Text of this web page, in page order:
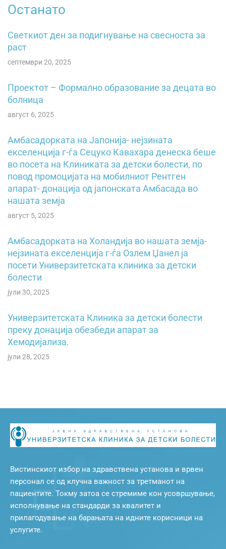
Останато
Светкиот ден за подигнување на свесностa зa
pacт
септември 20, 2025
Проектот – Формално образование за децата во
болница
август 6, 2025
Амбасадорката на Јапонија- нејзината
екселенција г-ѓа Сецуко Кавахара денеска беше
во посета на Клиниката за детски болести, по
повод промоцијата на мобилниот Рентген
апарат- донација од јапонската Амбасада во
нашата земја
август 5, 2025
Амбасадорката на Холандија во нашата земја-
нејзината екселенција г-ѓа Озлем Џанел ја
посети Универзитетската клиника за детски
болести
јули 30, 2025
Универзитетската Клиника за детски болести
преку донација обезбеди апарат за
Хемодијализа.
јули 28, 2025
Вистинскиот избор на здравствена установа и врвен
персонал се од клучна важност за третманот на
пациентите. Токму затоа се стремиме кон усовршување,
исполнување на стандарди за квалитет и
прилагодување на барањата на идните корисници на
услугите.